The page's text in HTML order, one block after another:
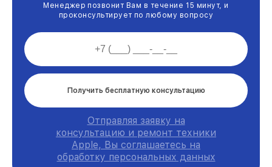
Менеджер позвонит Вам в течение 15 минут, и
проконсультирует по любому вопросу
Получить бесплатную консультацию
Отправляя заявку на
консультацию и ремонт техники
Apple, Вы соглашаетесь на
обработку персональных данных